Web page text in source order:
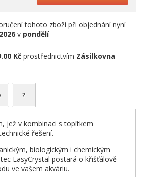
tohoto zboží při objednání nyní
v pondělí
Kč prostřednictvím Zásilkovna
?
jež v kombinaci s topítkem
řešení.
biologickým i chemickým
EasyCrystal postará o křišťálově
ve vašem akváriu.